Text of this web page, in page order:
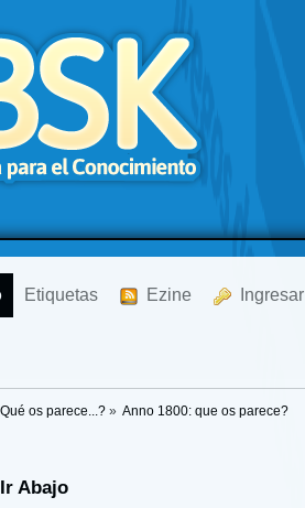
Etiquetas Ezine Ingresar
os parece...?» Anno 1800: que os parece?
Ir Abajo